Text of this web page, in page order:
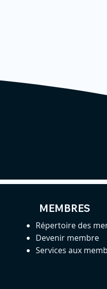
MEMBRES
Répertoire des
Devenir membre
Services aux